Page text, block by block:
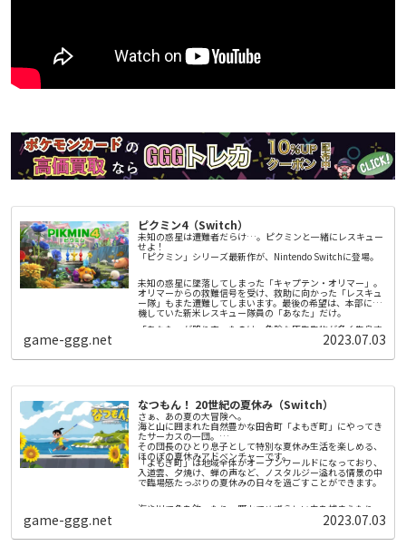
ピクミン4（Switch）
未知の惑星は遭難者だらけ…。ピクミンと一緒にレスキュー
せよ！
「ピクミン」シリーズ最新作が、Nintendo Switchに登場。
未知の惑星に墜落してしまった「キャプテン・オリマー」。
オリマーからの救難信号を受け、救助に向かった「レスキュ
ー隊」もまた遭難してしまいます。最後の希望は、本部に待
機していた新米レスキュー隊員の「あなた」だけ。
「あなた」が降り立ったのは、危険な原生生物が多く生息す
る謎の惑星。そこで出会ったふしぎな生き物「ピクミン」の
ピクミンは地面からひっこぬくと、ぞろぞろとついてきま
人公のためにせっせと働いてくれます。
ピクミンは、原生生物にも勇敢に立ち向かいます。1匹1匹は
か弱く、ときには食べられてしまうこともありますが、たく
さんのピクミンが力を合わせれば、大きな相手も倒すことが
できます。
ピクミンには、さまざまな種類がいます。「赤ピクミン」は
火に強く、「青ピクミン」は水中を泳ぐことができる…とい
ったような、いろいろな特徴があります。
新たに発見された「氷ピクミン」は、原生生物や水面を凍ら
せることができます。氷ピクミンに指示をすれば、凍らせた
game-ggg.net 2023.07.03
なつもん！ 20世紀の夏休み（Switch）
さぁ、あの夏の大冒険へ。
海と山に囲まれた自然豊かな田舎町「よもぎ町」にやってき
たサーカスの一団。
その団長のひとり息子として特別な夏休み生活を楽しめる、
ほのぼの夏休みアドベンチャーです。
「よもぎ町」は地域全体がオープンワールドになっており、
入道雲、夕焼け、蝉の声など、ノスタルジー溢れる情景の中
で臨場感たっぷりの夏休みの日々を過ごすことができます。
海や川で魚を釣ったり、野山でめずらしい虫を捕まえたり、
夏休みには楽しい遊びがたくさん！サーカスのお手伝いをす
るもよし、町で暮らす人々と交流するもよし。夏祭りでは花
火や盆踊りが夜を明るく彩ります。そして列車に乗れば隣町
game-ggg.net 2023.07.03